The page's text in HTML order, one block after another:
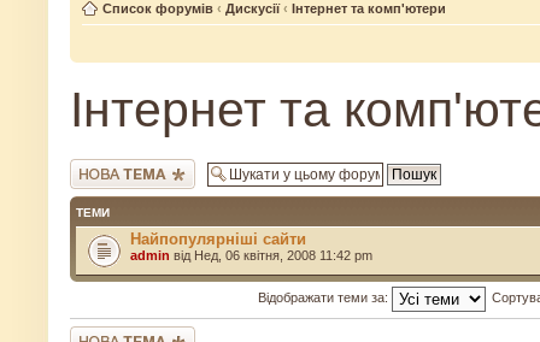
Список форумів ‹ Дискусії ‹ Інтернет та комп'ютери
Інтернет та
Створити нову тему
ТЕМИ
Найпопулярніші сайти
admin від Нед, 06 квітня, 2008 11:42 pm
Відображати теми за:
Створити нову тему